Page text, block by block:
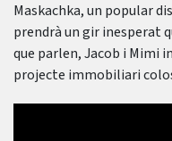
Maskachka, un popular
prendrà un gir inesperat
que parlen, Jacob i Mimi
projecte immobiliari